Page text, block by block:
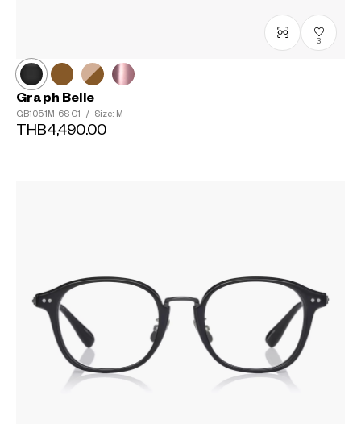
3
Graph Belle
GB1051M-6S C1 / Size: M
THB4,490.00